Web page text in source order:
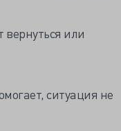
вернуться или
ситуация не